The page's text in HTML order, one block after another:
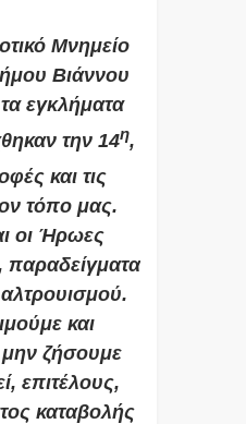
Μνημείο
Βιάννου
εγκλήματα
την 14η,
και τις
τόπο μας.
οι Ήρωες
και
ζήσουμε
επιτέλους,
καταβολής